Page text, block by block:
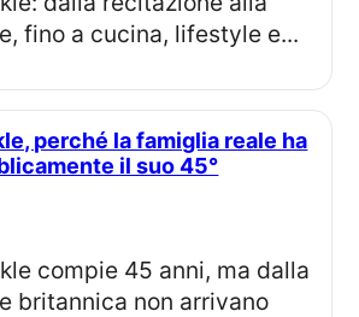
fino a cucina, lifestyle e...
il suo 45°
britannica non arrivano